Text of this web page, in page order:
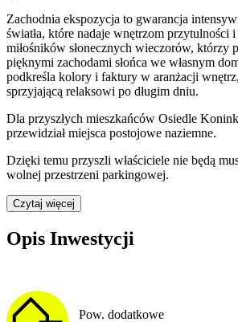
Zachodnia ekspozycja to gwarancja
światła, które nadaje wnętrzom przytulności i
miłośników słonecznych wieczorów, którzy
pięknymi zachodami słońca we własnym
podkreśla kolory i faktury w aranżacji
sprzyjającą relaksowi po długim dniu.
Dla przyszłych mieszkańców Osiedle
przewidziałmiejsca postojowe naziemne.
Dzięki temu przyszli właściciele nie będą
wolnej przestrzeni parkingowej.
Czytaj więcej
Opis Inwestycji
Pow. dodatkowe